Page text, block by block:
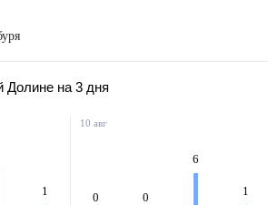
буря
Долине на 3 дня
1
10 авг
0 0
6
1